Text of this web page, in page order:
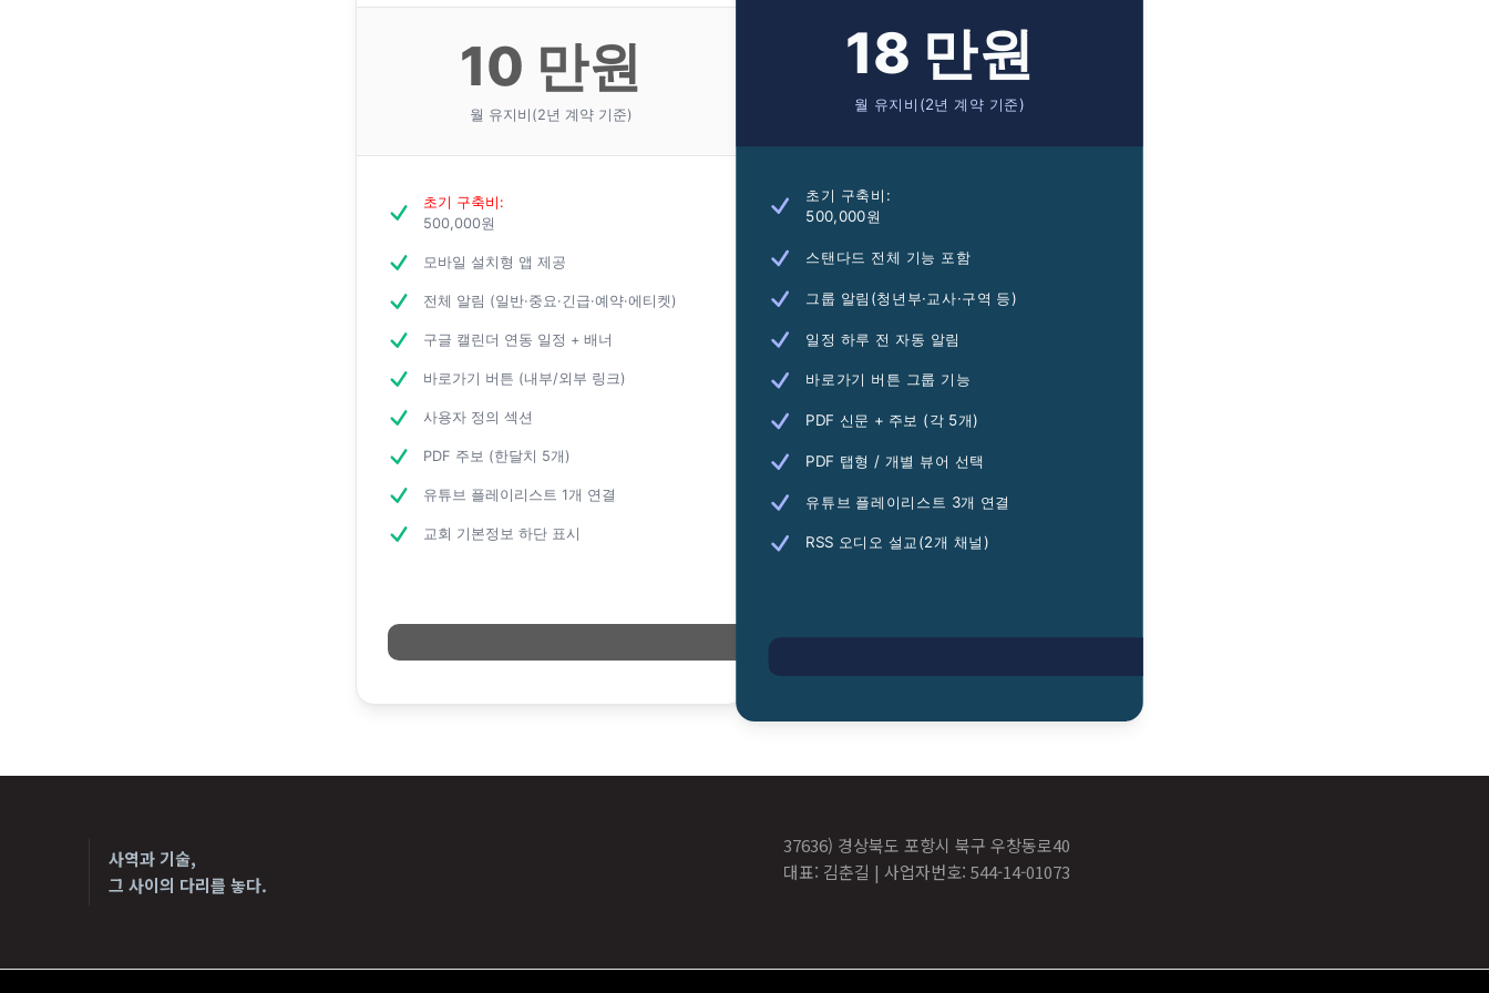
10 만원
월 유지비(2년 계약 기준)
초기 구축비:
500,000원
모바일 설치형 앱 제공
전체 알림 (일반·중요·긴급·예약·에티켓)
구글 캘린더 연동 일정 + 배너
바로가기 버튼 (내부/외부 링크)
사용자 정의 섹션
PDF 주보 (한달치 5개)
유튜브 플레이리스트 1개 연결
교회 기본정보 하단 표시
18 만원
월 유지비(2년 계약 기준)
초기 구축비:
500,000원
스탠다드 전체 기능 포함
그룹 알림(청년부·교사·구역 등)
일정 하루 전 자동 알림
바로가기 버튼 그룹 기능
PDF 신문 + 주보 (각 5개)
PDF 탭형 / 개별 뷰어 선택
유튜브 플레이리스트 3개 연결
RSS 오디오 설교(2개 채널)
사역과 기술,
그 사이의 다리를 놓다.
37636) 경상북도 포항시 북구 우창동로40
대표: 김춘길 | 사업자번호: 544-14-01073